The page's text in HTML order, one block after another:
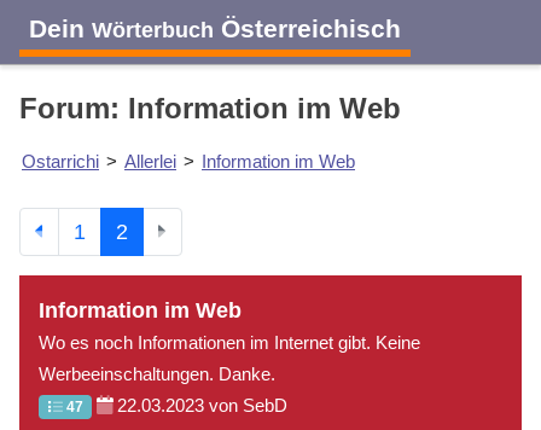
Dein Wörterbuch Österreichisch
Forum: Information im Web
Ostarrichi > Allerlei > Information im Web
1 2
Information im Web
Wo es noch Informationen im Internet gibt. Keine
Werbeeinschaltungen. Danke.
47 22.03.2023 von SebD